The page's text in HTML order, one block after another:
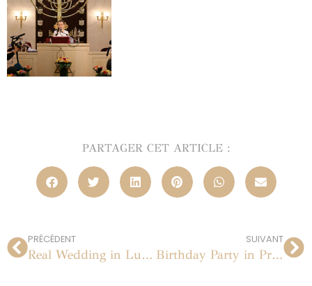
PARTAGER CET ARTICLE :
PRÉCÉDENT
Real Wedding in Luberon, Provence
SUIVANT
Birthday Party in Provence